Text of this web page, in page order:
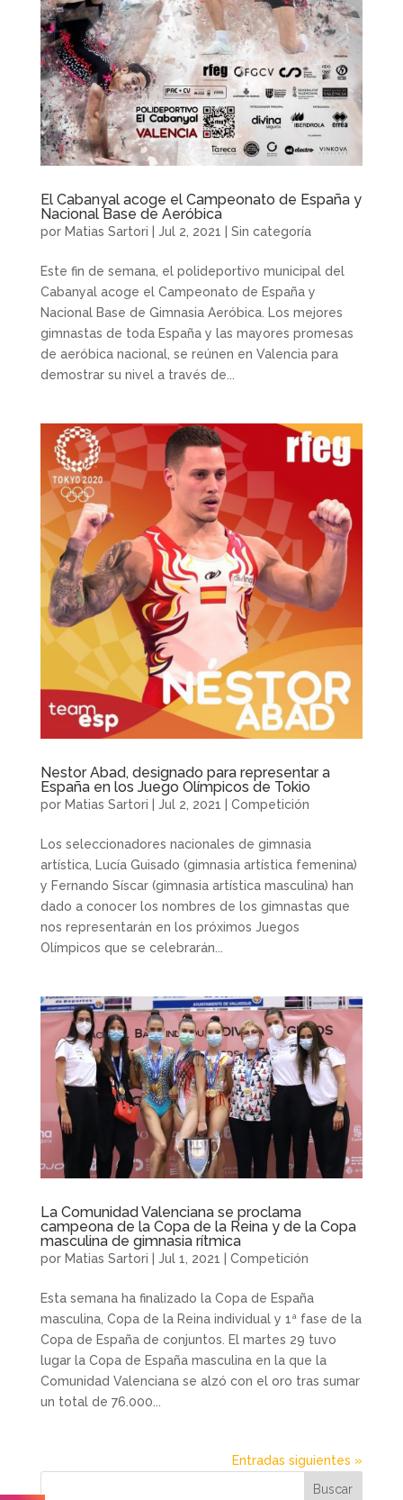
El Cabanyal acoge el Campeonato de España y
Nacional Base de Aeróbica
por Matias Sartori Jul 2, 2021 Sin categoría
Este fin de semana, el polideportivo municipal del
Cabanyal acoge el Campeonato de España y
Nacional Base de Gimnasia Aeróbica. Los mejores
gimnastas de toda España y las mayores promesas
de aeróbica nacional, se reúnen en Valencia para
demostrar su nivel a través de...
Nestor Abad, designado para representar a
España en los Juego Olímpicos de Tokio
por Matias Sartori Jul 2, 2021 Competición
Los seleccionadores nacionales de gimnasia
artística, Lucía Guisado (gimnasia artística femenina)
y Fernando Síscar (gimnasia artística masculina) han
dado a conocer los nombres de los gimnastas que
nos representarán en los próximos Juegos
Olímpicos que se celebrarán...
La Comunidad Valenciana se proclama
campeona de la Copa de la Reina y de la Copa
masculina de gimnasia rítmica
por Matias Sartori | Jul 1, 2021 | Competición
Esta semana ha finalizado la Copa de España
masculina, Copa de la Reina individual y 1ª fase de la
Copa de España de conjuntos. El martes 29 tuvo
lugar la Copa de España masculina en la que la
Comunidad Valenciana se alzó con el oro tras sumar
un total de 76.000...
Entradas siguientes »